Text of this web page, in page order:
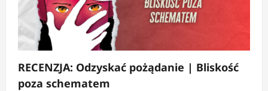
RECENZJA: Odzyskać pożądanie | Bliskość
poza schematem